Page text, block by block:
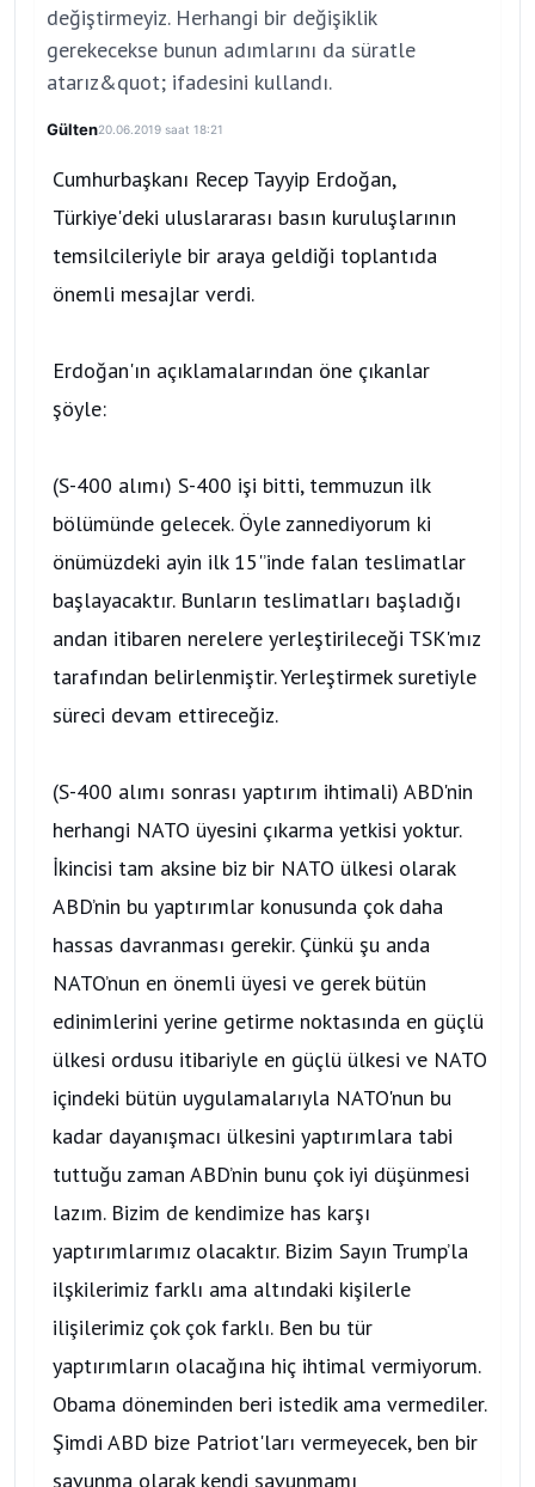
değiştirmeyiz. Herhangi bir değişiklik
gerekecekse bunun adımlarını da süratle
atarız&quot; ifadesini kullandı.
Gülten20.06.2019 saat 18:21
Cumhurbaşkanı Recep Tayyip Erdoğan,
Türkiye'deki uluslararası basın kuruluşlarının
temsilcileriyle bir araya geldiği toplantıda
önemli mesajlar verdi.
Erdoğan'ın açıklamalarından öne çıkanlar
şöyle:
(S-400 alımı) S-400 işi bitti, temmuzun ilk
bölümünde gelecek. Öyle zannediyorum ki
önümüzdeki ayin ilk 15'’inde falan teslimatlar
başlayacaktır. Bunların teslimatları başladığı
andan itibaren nerelere yerleştirileceği TSK'mız
tarafından belirlenmiştir. Yerleştirmek suretiyle
süreci devam ettireceğiz.
(S-400 alımı sonrası yaptırım ihtimali) ABD'nin
herhangi NATO üyesini çıkarma yetkisi yoktur.
İkincisi tam aksine biz bir NATO ülkesi olarak
ABD’nin bu yaptırımlar konusunda çok daha
hassas davranması gerekir. Çünkü şu anda
NATO’nun en önemli üyesi ve gerek bütün
edinimlerini yerine getirme noktasında en güçlü
ülkesi ordusu itibariyle en güçlü ülkesi ve NATO
içindeki bütün uygulamalarıyla NATO'nun bu
kadar dayanışmacı ülkesini yaptırımlara tabi
tuttuğu zaman ABD’nin bunu çok iyi düşünmesi
lazım. Bizim de kendimize has karşı
yaptırımlarımız olacaktır. Bizim Sayın Trump’la
ilşkilerimiz farklı ama altındaki kişilerle
ilişilerimiz çok çok farklı. Ben bu tür
yaptırımların olacağına hiç ihtimal vermiyorum.
Obama döneminden beri istedik ama vermediler.
Şimdi ABD bize Patriot'ları vermeyecek, ben bir
savunma olarak kendi savunmamı